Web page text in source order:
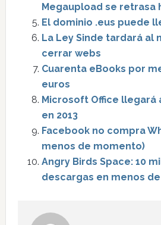
Megaupload se retrasa
El dominio .eus puede
La Ley Sinde tardará al
cerrar webs
Cuarenta eBooks por
euros
Microsoft Office llegará
en 2013
Facebook no compra
menos de momento)
Angry Birds Space: 10
descargas en menos de